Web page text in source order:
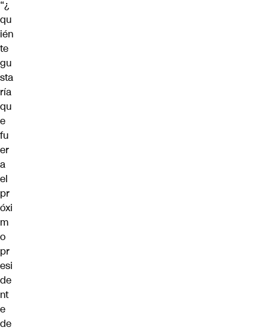
“¿
qu
ién
te
gu
sta
ría
qu
e
fu
er
a
el
pr
óxi
m
o
pr
esi
de
nt
e
de